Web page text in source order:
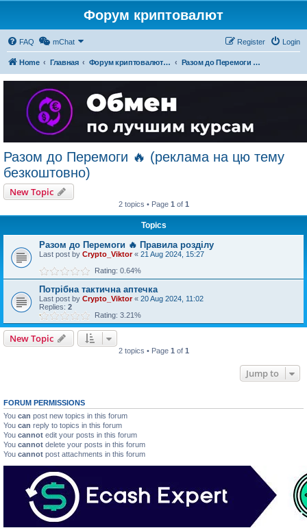
Форум криптовалют
FAQ mChat Login
Register
Home Главная Форум криптовалют українською Разом до Перемоги 🔥 (реклама на цю тему безкоштовно)
Разом до Перемоги 🔥 (реклама на цю тему
безкоштовно)
New Topic
2 topics • Page 1 of 1
Topics
Разом до Перемоги 🔥 Правила розділу
Last post by Crypto_Viktor« 21 Aug 2024, 15:27
Rating: 0.64%
Потрібна тактична аптечка
Last post by Crypto_Viktor« 20 Aug 2024, 11:02
Replies: 2
Rating: 3.21%
New Topic
2 topics • Page 1 of 1
Jump to
FORUM PERMISSIONS
You can post new topics in this forum
You can reply to topics in this forum
You cannot edit your posts in this forum
You cannot delete your posts in this forum
You cannot post attachments in this forum